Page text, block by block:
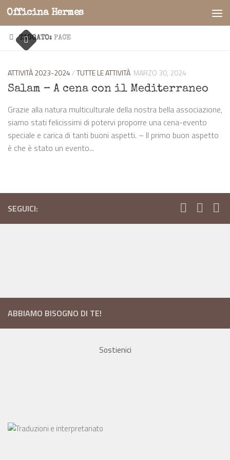
Salta al contenuto
Officina Hermes
TAGGATO: PACE
ATTIVITÀ 2023-2024/TUTTE LE ATTIVITÀ MARZO 30, 2024
Salam – A cena con il Mediterraneo
Grazie alla natura multiculturale della nostra bella associazione,
siamo stati felicissimi di potervi proporre una cena-evento
speciale e carica di tanti buoni aspetti. – Il primo buon aspetto
è che è stato un evento...
SEGUICI:
ABBIAMO BISOGNO DI TE!
Sostienici